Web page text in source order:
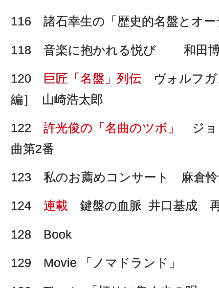
116 諸石幸生の「歴史的名盤とオー
118 音楽に抱かれる悦び 和田
120 巨匠「名盤」列伝 ヴォルフガ
編］ 山崎浩太郎
122 許光俊の「名曲のツボ」
ジョ
曲第2番
123 私のお薦めコンサート 麻倉怜
124 連載 鍵盤の血脈 井口基成
128 Book
129 Movie 「ノマドランド」